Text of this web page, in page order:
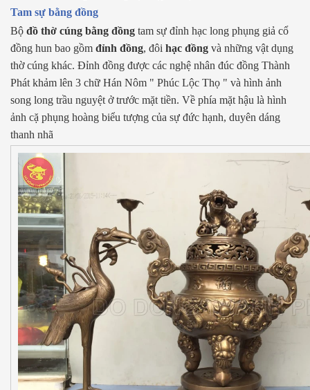
Tam sự bằng đồng
Bộ đồ thờ cúng bằng đồng tam sự đỉnh hạc long phụng giả cổ
đồng hun bao gồm đỉnh đồng, đôi hạc đồng và những vật dụng
thờ cúng khác. Đỉnh đồng được các nghệ nhân đúc đồng Thành
Phát khảm lên 3 chữ Hán Nôm " Phúc Lộc Thọ " và hình ảnh
song long trầu nguyệt ở trước mặt tiền. Về phía mặt hậu là hình
ảnh cặ phụng hoàng biểu tượng của sự đức hạnh, duyên dáng
thanh nhã